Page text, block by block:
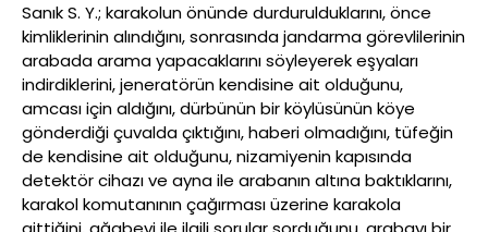
Sanık S. Y.; karakolun önünde durdurulduklarını, önce
kimliklerinin alındığını, sonrasında jandarma görevlilerinin
arabada arama yapacaklarını söyleyerek eşyaları
indirdiklerini, jeneratörün kendisine ait olduğunu,
amcası için aldığını, dürbünün bir köylüsünün köye
gönderdiği çuvalda çıktığını, haberi olmadığını, tüfeğin
de kendisine ait olduğunu, nizamiyenin kapısında
detektör cihazı ve ayna ile arabanın altına baktıklarını,
karakol komutanının çağırması üzerine karakola